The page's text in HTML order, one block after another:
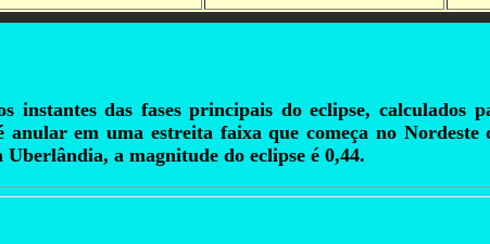
instantes das fases principais do eclipse,
anular em uma estreita faixa que começa no
a magnitude do eclipse é 0,44.